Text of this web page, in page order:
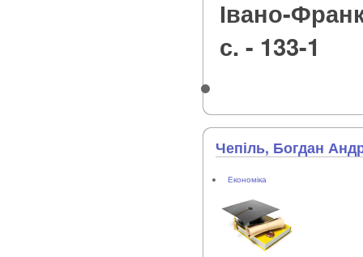
Івано-
с. - 133-1
Чепіль, Богдан
Економіка